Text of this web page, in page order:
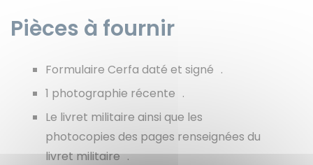
Pièces à fournir
Formulaire Cerfa daté et signé .
1 photographie récente .
Le livret militaire ainsi que les
photocopies des pages renseignées du
livret militaire .